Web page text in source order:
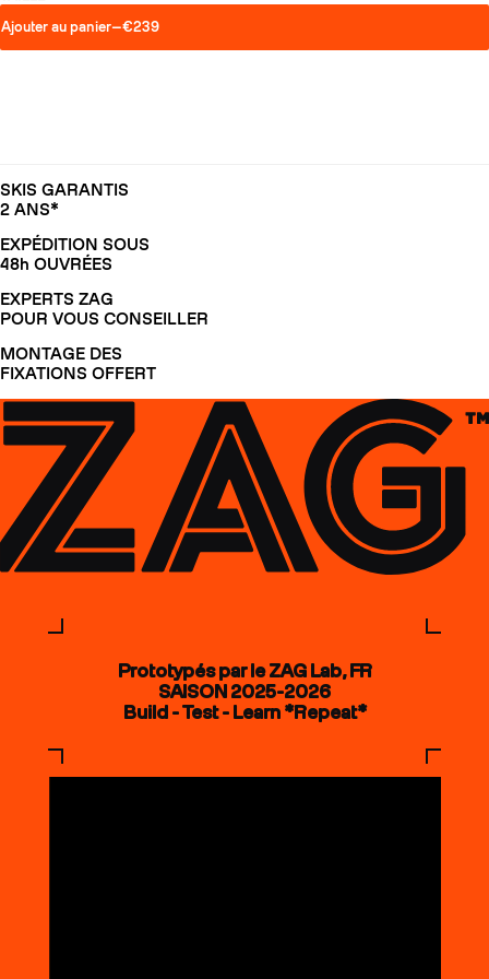
Ajouter au panier—€239
SKIS GARANTIS
2 ANS*
EXPÉDITION SOUS
48h OUVRÉES
EXPERTS ZAG
POUR VOUS CONSEILLER
MONTAGE DES
FIXATIONS OFFERT
Prototypés par le ZAG Lab, FR
SAISON 2025-2026
Build - Test - Learn *Repeat*